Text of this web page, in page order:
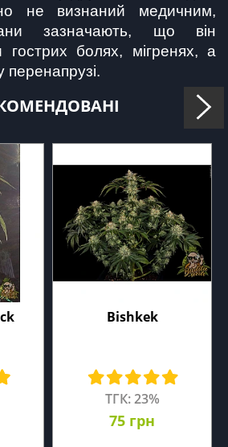
не визнаний медичним,
зазначають, що він
болях, мігренях, а
Bishkek
ТГК: 23%
75 грн